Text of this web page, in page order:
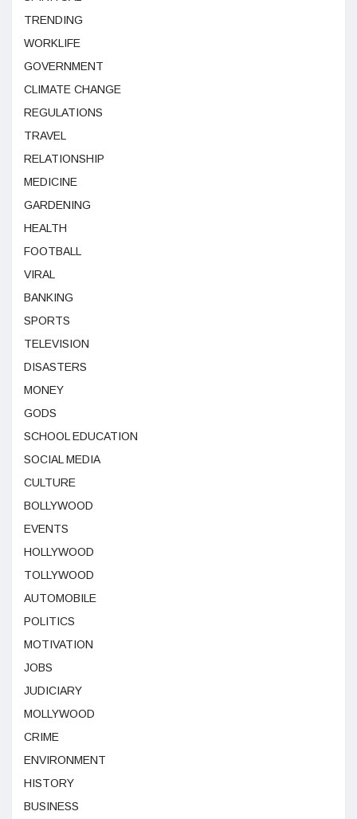
TRENDING
WORKLIFE
GOVERNMENT
CLIMATE CHANGE
REGULATIONS
TRAVEL
RELATIONSHIP
MEDICINE
GARDENING
HEALTH
FOOTBALL
VIRAL
BANKING
SPORTS
TELEVISION
DISASTERS
MONEY
GODS
SCHOOL EDUCATION
SOCIAL MEDIA
CULTURE
BOLLYWOOD
EVENTS
HOLLYWOOD
TOLLYWOOD
AUTOMOBILE
POLITICS
MOTIVATION
JOBS
JUDICIARY
MOLLYWOOD
CRIME
ENVIRONMENT
HISTORY
BUSINESS